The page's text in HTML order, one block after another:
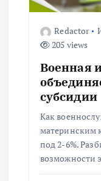
Redactor
205 views
Военная
субсидии
Как
материнским
под 2-6%.
возможности